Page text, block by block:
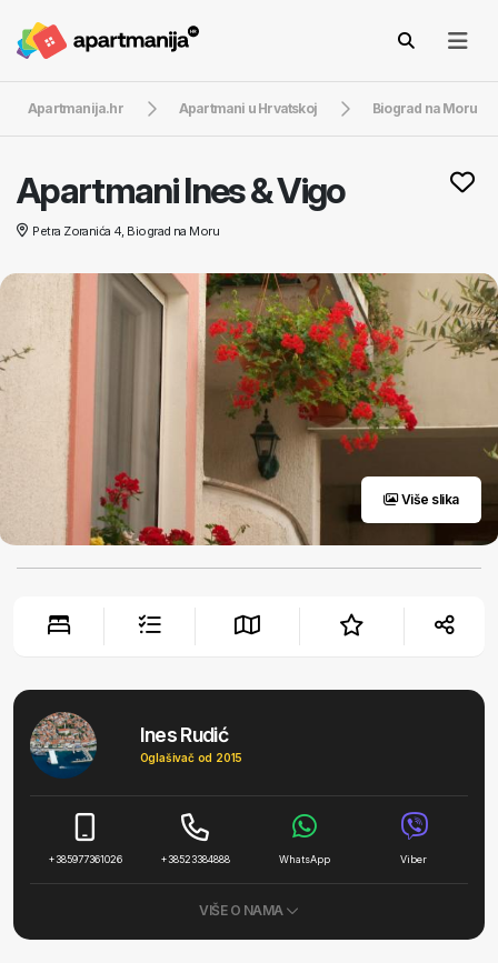
Apartmanija.hr Apartmani u Hrvatskoj Biograd na Moru
Apartmani Ines & Vigo
Petra Zoranića 4, Biograd na Moru
Više slika
Ines Rudić
Oglašivač od 2015
+385977361026 +38523384888 WhatsApp Viber
VIŠE O NAMA